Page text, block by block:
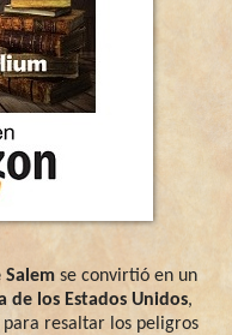
Salem se convirtió en un
los Estados Unidos,
para resaltar los peligros